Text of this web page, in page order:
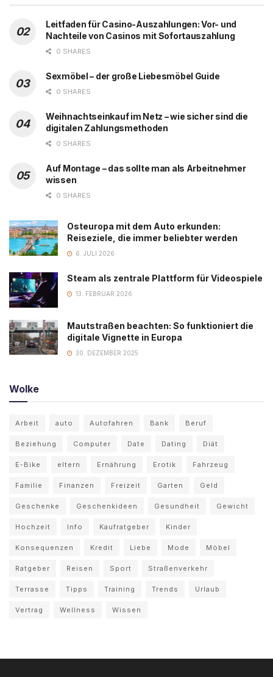
Leitfaden für Casino-Auszahlungen: Vor- und
Nachteile von Casinos mit Sofortauszahlung
0 SHARES
Sexmöbel – der große Liebesmöbel Guide
0 SHARES
Weihnachtseinkauf im Netz – wie sicher sind die
digitalen Zahlungsmethoden
0 SHARES
Auf Montage – das sollte man als Arbeitnehmer
wissen
0 SHARES
Osteuropa mit dem Auto erkunden:
Reiseziele, die immer beliebter werden
6. JULI 2026
Steam als zentrale Plattform für Videospiele
13. FEBRUAR 2026
Mautstraßen beachten: So funktioniert die
digitale Vignette in Europa
30. DEZEMBER 2025
Wolke
Arbeit auto Autofahren Bank Beruf
Beziehung Computer Date Dating Diät
E-Bike eltern Ernährung Erotik Fahrzeug
Familie Finanzen Freizeit Garten Geld
Geschenke Geschenkideen Gesundheit Gewicht
Hochzeit Info Kaufratgeber Kinder
Konsequenzen Kredit Liebe Mode Möbel
Ratgeber Reisen Sport Straßenverkehr
Terrasse Tipps Training Trends Urlaub
Vertrag Wellness Wissen